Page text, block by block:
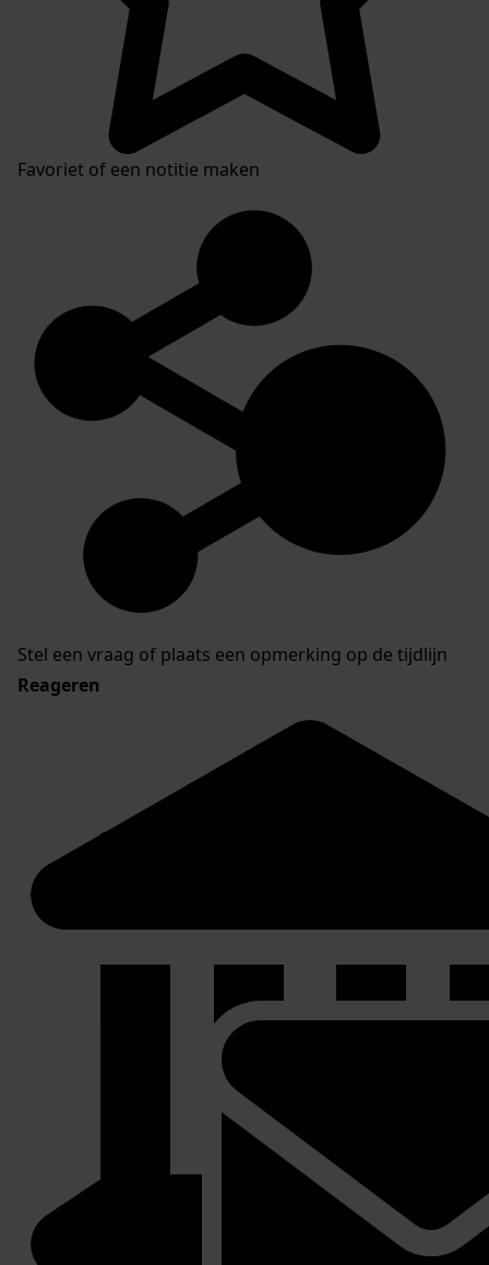
Favoriet of een notitie maken
Stel een vraag of plaats een opmerking op de tijdlijn
Reageren